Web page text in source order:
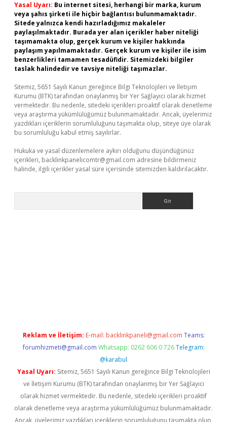
Yasal Uyarı: Bu internet sitesi, herhangi bir marka, kurum
veya şahıs şirketi ile hiçbir bağlantısı bulunmamaktadır.
Sitede yalnızca kendi hazırladığımız makaleler
paylaşılmaktadır. Burada yer alan içerikler haber niteliği
taşımamakta olup, gerçek kurum ve kişiler hakkında
paylaşım yapılmamaktadır. Gerçek kurum ve kişiler ile isim
benzerlikleri tamamen tesadüfidir. Sitemizdeki bilgiler
taslak halindedir ve tavsiye niteliği taşımazlar.
Sitemiz, 5651 Sayılı Kanun gereğince Bilgi Teknolojileri ve İletişim
Kurumu (BTK) tarafından onaylanmış bir Yer Sağlayıcı olarak hizmet
vermektedir. Bu nedenle, sitedeki içerikleri proaktif olarak denetleme
veya araştırma yükümlülüğümüz bulunmamaktadır. Ancak, üyelerimiz
yazdıkları içeriklerin sorumluluğunu taşımakta olup, siteye üye olarak
bu sorumluluğu kabul etmiş sayılırlar.
Hukuka ve yasal düzenlemelere aykırı olduğunu düşündüğünüz
içerikleri, backlinkpanelicomtr@gmail.com adresine bildirmeniz
halinde, ilgili içerikler yasal süre içerisinde sitemizden kaldırılacaktır.
Reklam ve İletişim: E-mail: backlinkpaneli@gmail.com Teams:
forumhizmeti@gmail.com Whatsapp: 0262 606 0 726 Telegram:
@karabul
Yasal Uyarı: Sitemiz, 5651 Sayılı Kanun gereğince Bilgi Teknolojileri
ve İletişim Kurumu (BTK) tarafından onaylanmış bir Yer Sağlayıcı
olarak hizmet vermektedir. Bu nedenle, sitedeki içerikleri proaktif
olarak denetleme veya araştırma yükümlülüğümüz bulunmamaktadır.
Ancak, üyelerimiz yazdıkları içeriklerin sorumluluğunu taşımakta olup,